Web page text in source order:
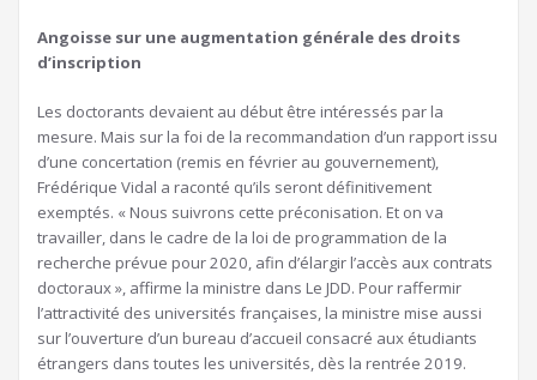
Angoisse sur une augmentation générale des droits
d’inscription
Les doctorants devaient au début être intéressés par la
mesure. Mais sur la foi de la recommandation d’un rapport issu
d’une concertation (remis en février au gouvernement),
Frédérique Vidal a raconté qu’ils seront définitivement
exemptés. « Nous suivrons cette préconisation. Et on va
travailler, dans le cadre de la loi de programmation de la
recherche prévue pour 2020, afin d’élargir l’accès aux contrats
doctoraux », affirme la ministre dans Le JDD. Pour raffermir
l’attractivité des universités françaises, la ministre mise aussi
sur l’ouverture d’un bureau d’accueil consacré aux étudiants
étrangers dans toutes les universités, dès la rentrée 2019.